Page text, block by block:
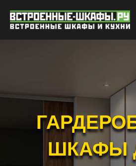
ГАРДЕРОБНЫЕ
ШКАФЫ ДЛЯ
ОДЕЖДЫ
ШКАФЫ ДЛЯ ОДЕЖДЫ В
ГАРДЕРОБНУЮ НА ЗАКАЗ